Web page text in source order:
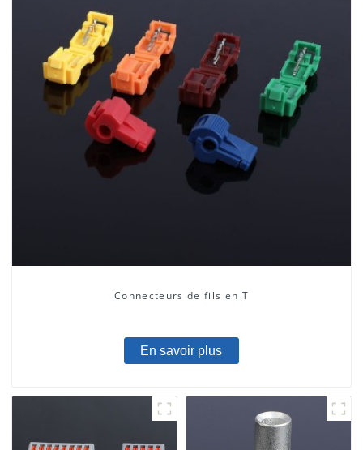
Connecteurs de fils en T
En savoir plus